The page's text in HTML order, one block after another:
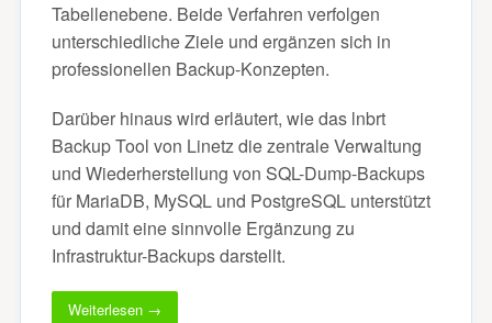
Tabellenebene. Beide Verfahren verfolgen
unterschiedliche Ziele und ergänzen sich in
professionellen Backup-Konzepten.
Darüber hinaus wird erläutert, wie das lnbrt
Backup Tool von Linetz die zentrale Verwaltung
und Wiederherstellung von SQL-Dump-Backups
für MariaDB, MySQL und PostgreSQL unterstützt
und damit eine sinnvolle Ergänzung zu
Infrastruktur-Backups darstellt.
Weiterlesen →